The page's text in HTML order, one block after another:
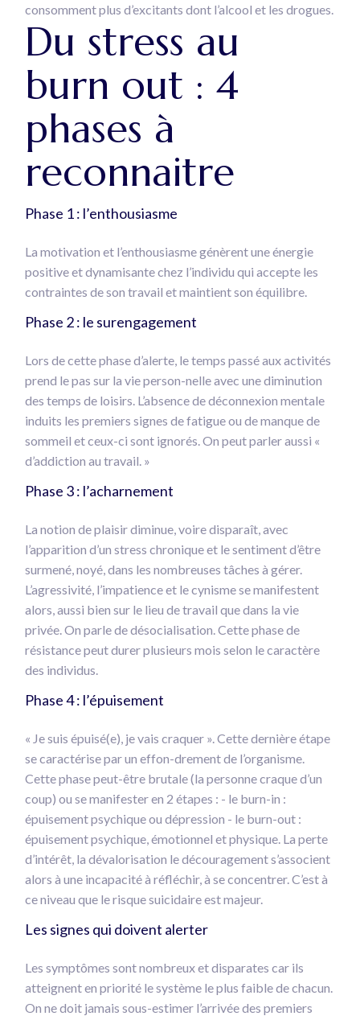
consomment plus d’excitants dont l’alcool et les drogues.
Du stress au
burn out : 4
phases à
reconnaitre
Phase 1 : l’enthousiasme
La motivation et l’enthousiasme génèrent une énergie
positive et dynamisante chez l’individu qui accepte les
contraintes de son travail et maintient son équilibre.
Phase 2 : le surengagement
Lors de cette phase d’alerte, le temps passé aux activités
prend le pas sur la vie person-nelle avec une diminution
des temps de loisirs. L’absence de déconnexion mentale
induits les premiers signes de fatigue ou de manque de
sommeil et ceux-ci sont ignorés. On peut parler aussi «
d’addiction au travail. »
Phase 3 : l’acharnement
La notion de plaisir diminue, voire disparaît, avec
l’apparition d’un stress chronique et le sentiment d’être
surmené, noyé, dans les nombreuses tâches à gérer.
L’agressivité, l’impatience et le cynisme se manifestent
alors, aussi bien sur le lieu de travail que dans la vie
privée. On parle de désocialisation. Cette phase de
résistance peut durer plusieurs mois selon le caractère
des individus.
Phase 4 : l’épuisement
« Je suis épuisé(e), je vais craquer ». Cette dernière étape
se caractérise par un effon-drement de l’organisme.
Cette phase peut-être brutale (la personne craque d’un
coup) ou se manifester en 2 étapes : - le burn-in :
épuisement psychique ou dépression - le burn-out :
épuisement psychique, émotionnel et physique. La perte
d’intérêt, la dévalorisation le découragement s’associent
alors à une incapacité à réfléchir, à se concentrer. C’est à
ce niveau que le risque suicidaire est majeur.
Les signes qui doivent alerter
Les symptômes sont nombreux et disparates car ils
atteignent en priorité le système le plus faible de chacun.
On ne doit jamais sous-estimer l’arrivée des premiers